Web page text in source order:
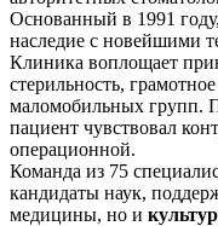
Основанный в 1991
наследие с новейшими
Клиника воплощает
стерильность,
маломобильных групп.
пациент чувствовал
операционной.
Команда из 75
кандидаты наук,
медицины, но и